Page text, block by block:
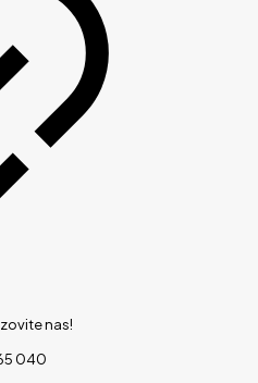
nas!
040